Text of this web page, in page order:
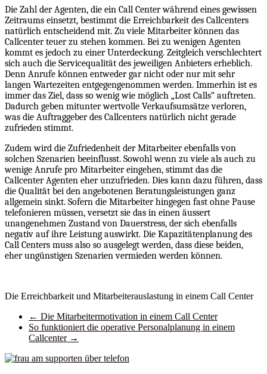
Die Zahl der Agenten, die ein Call Center während eines gewissen
Zeitraums einsetzt, bestimmt die Erreichbarkeit des Callcenters
natürlich entscheidend mit. Zu viele Mitarbeiter können das
Callcenter teuer zu stehen kommen. Bei zu wenigen Agenten
kommt es jedoch zu einer Unterdeckung. Zeitgleich verschlechtert
sich auch die Servicequalität des jeweiligen Anbieters erheblich.
Denn Anrufe können entweder gar nicht oder nur mit sehr
langen Wartezeiten entgegengenommen werden. Immerhin ist es
immer das Ziel, dass so wenig wie möglich „Lost Calls“ auftreten.
Dadurch geben mitunter wertvolle Verkaufsumsätze verloren,
was die Auftraggeber des Callcenters natürlich nicht gerade
zufrieden stimmt.
Zudem wird die Zufriedenheit der Mitarbeiter ebenfalls von
solchen Szenarien beeinflusst. Sowohl wenn zu viele als auch zu
wenige Anrufe pro Mitarbeiter eingehen, stimmt das die
Callcenter Agenten eher unzufrieden. Dies kann dazu führen, dass
die Qualität bei den angebotenen Beratungsleistungen ganz
allgemein sinkt. Sofern die Mitarbeiter hingegen fast ohne Pause
telefonieren müssen, versetzt sie das in einen äussert
unangenehmen Zustand von Dauerstress, der sich ebenfalls
negativ auf ihre Leistung auswirkt. Die Kapazitätenplanung des
Call Centers muss also so ausgelegt werden, dass diese beiden,
eher ungünstigen Szenarien vermieden werden können.
Die Erreichbarkeit und Mitarbeiterauslastung in einem Call Center
← Die Mitarbeitermotivation in einem Call Center
So funktioniert die operative Personalplanung in einem
Callcenter →